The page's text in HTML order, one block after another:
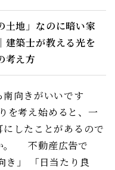
土地」なのに暗い家
建築士が教える光を
考え方
南向きがいいです
考え始めると、一
したことがあるので
。 不動産広告で
き」 「日当たり良